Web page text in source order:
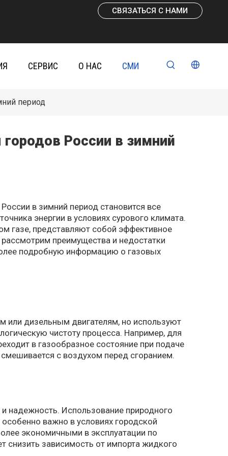
СВЯЗАТЬСЯ С НАМИ
СЕРВИС О НАС СМИ
период
России в зимний
в зимний период становится все
энергии в условиях сурового климата.
газе, представляют собой эффективное
преимущества и недостатки
подробную информацию о газовых
или дизельным двигателям, но используют
чистоту процесса. Например, для
в газообразное состояние при подаче
с воздухом перед сгоранием.
надежность. Использование природного
важно в условиях городской
экономичными в эксплуатации по
снизить зависимость от импорта жидкого